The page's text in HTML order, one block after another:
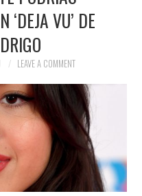
‘DEJA VU’ DE
LEAVE A COMMENT